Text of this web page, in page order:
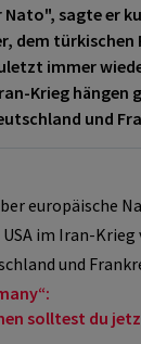
sagte er
dem türkischen
immer
Krieg
und
europäische
im Iran-Krieg
und
solltest du